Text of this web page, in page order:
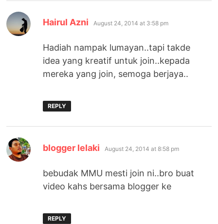
Hairul Azni says:
August 24, 2014 at 3:58 pm
Hadiah nampak lumayan..tapi takde
idea yang kreatif untuk join..kepada
mereka yang join, semoga berjaya..
REPLY
blogger lelaki says:
August 24, 2014 at 8:58 pm
bebudak MMU mesti join ni..bro buat
video kahs bersama blogger ke
REPLY